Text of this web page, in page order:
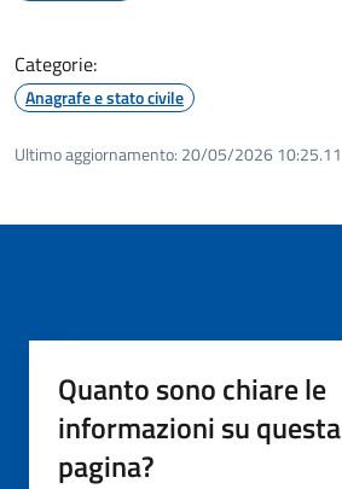
Categorie:
Anagrafe e stato civile
Ultimo aggiornamento: 20/05/2026 10:25.11
Quanto sono chiare le
informazioni su questa
pagina?